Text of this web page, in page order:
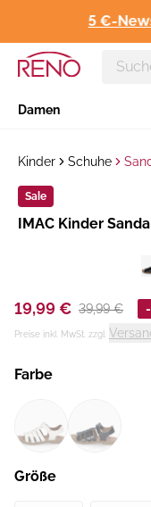
5 €-
Damen
Kinder Schuhe
Sale
Hersteller:
IMAC Kinder
19,99 € 39,99 €
Preise inkl. MwSt. zzgl.
Farbe
Größe